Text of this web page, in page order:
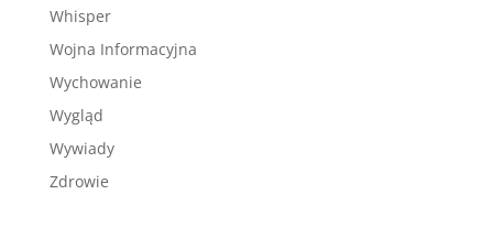
Whisper
Wojna Informacyjna
Wychowanie
Wygląd
Wywiady
Zdrowie